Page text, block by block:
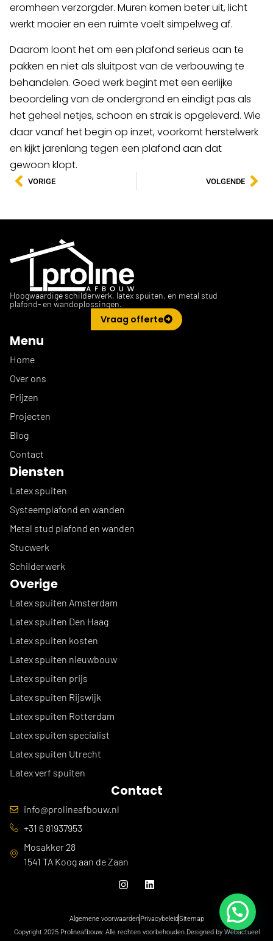
eromheen verzorgder. Muren komen beter uit, licht
werkt mooier en een ruimte voelt simpelweg af.
Daarom loont het om een plafond serieus aan te
pakken en niet als sluitpost van de verbouwing te
behandelen. Goed werk begint met een eerlijke
beoordeling van de ondergrond en eindigt pas als
het geheel netjes, schoon en strak is opgeleverd. Wie
daar vanaf het begin op inzet, voorkomt herstelwerk
en kijkt jarenlang tegen een plafond aan dat
gewoon klopt.
VORIGE VOLGENDE
Hoogwaardige schilderwerk, latex spuiten, en metal stud
plafond- en wandoplossingen.
Vraag offerte
Menu
Home
Over ons
Prijzen
Projecten
Blog
Contact
Diensten
Latex spuiten
Systeemplafond en wanden
Metal stud plafond en wanden
Stucwerk
Schilderwerk
Overige
Latex spuiten Amsterdam
Latex spuiten Den Haag
Latex spuiten kosten
Latex spuiten nieuwbouw
Latex spuiten prijs
Latex spuiten Rijswijk
Latex spuiten Rotterdam
Latex spuiten specialist
Latex spuiten Utrecht
Latex verf spuiten
Contact
info@prolineafbouw.nl
+31 6 81937953
Mosakker 28
1541 TA Koog aan de Zaan
Algemene voorwaardenPrivacybeleidSitemap
Copyright 2025 Prolineafbouw. Alle rechten voorbehouden.Designed by Webactueel